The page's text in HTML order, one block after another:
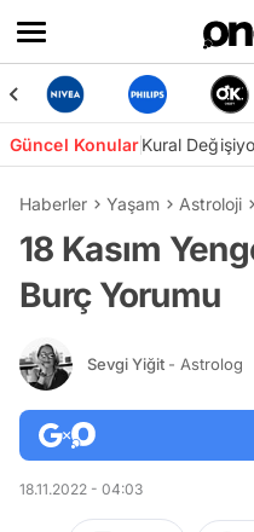
Güncel KonularKural
Haberler Yaşam Astroloji
18 Kasım
Burç Yorumu
Sevgi Yiğit - Astrolog
18.11.2022 - 04:03